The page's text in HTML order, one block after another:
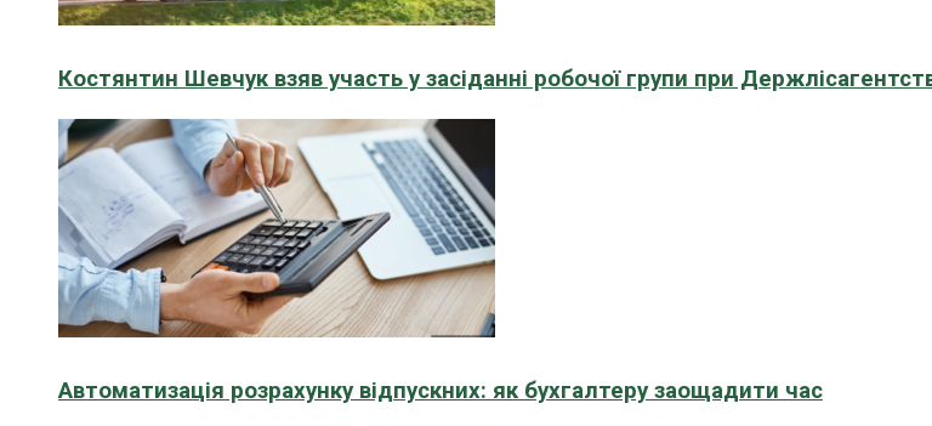
Костянтин Шевчук взяв участь у засіданні робочої групи при
Автоматизація розрахунку відпускних: як бухгалтеру заощадити час